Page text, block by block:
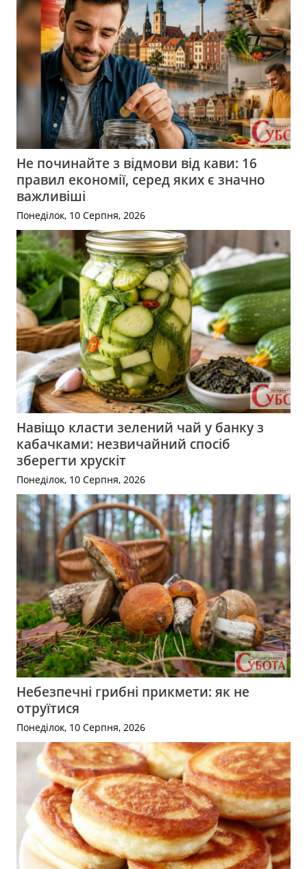
Не починайте з відмови від кави: 16
правил економії, серед яких є значно
важливіші
Понеділок, 10 Серпня, 2026
Навіщо класти зелений чай у банку з
кабачками: незвичайний спосіб
зберегти хрускіт
Понеділок, 10 Серпня, 2026
Небезпечні грибні прикмети: як не
отруїтися
Понеділок, 10 Серпня, 2026